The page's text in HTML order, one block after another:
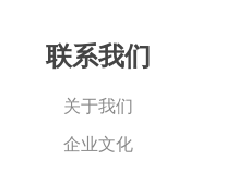
联系我们
关于我们
企业文化